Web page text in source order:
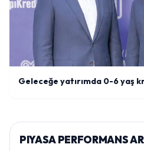
Geleceğe yatırımda 0-6 yaş
PIYASA PERFORMANS